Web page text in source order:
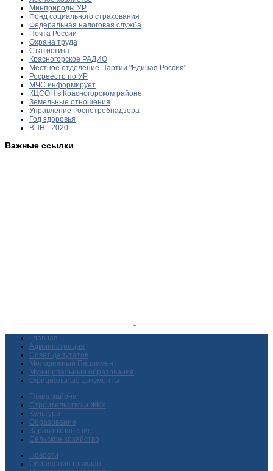
Минприроды УР
Фонд социального страхования
Федеральная налоговая служба
Почта России
Охрана труда
Статистика
Красногорское РАДИО
Местное отделение Партии "Единая Россия"
Росреестр по УР
МЧС информирует
КЦСОН в Красногорском районе
Земельные отношения
Управление Роспотребнадзора
Год здоровья
ВПН - 2020
Важные ссылки
Главная
Администрация
Совет депутатов
Молодежный Парламент
Муниципальные образования
Официальные документы
Глава района
Строительство и ЖКХ
Культура
Образование
Здравоохранение
Сельское хозяйство
Новости
Обращения граждан